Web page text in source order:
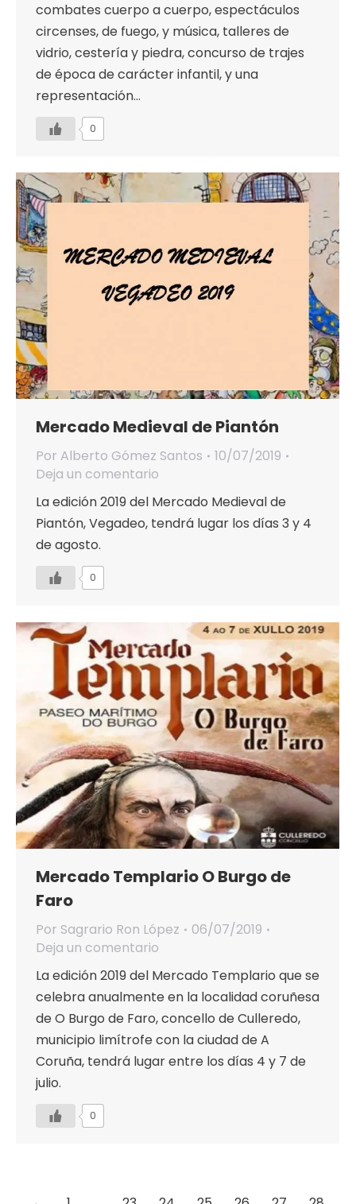
combates cuerpo a cuerpo, espectáculos
circenses, de fuego, y música, talleres de
vidrio, cestería y piedra, concurso de trajes
de época de carácter infantil, y una
representación…
0
Mercado Medieval de Piantón
Por Alberto Gómez Santos
10/07/2019
Deja un comentario
La edición 2019 del Mercado Medieval de
Piantón, Vegadeo, tendrá lugar los días 3 y 4
de agosto.
0
Mercado Templario O Burgo de
Faro
Por Sagrario Ron López
06/07/2019
Deja un comentario
La edición 2019 del Mercado Templario que se
celebra anualmente en la localidad coruñesa
de O Burgo de Faro, concello de Culleredo,
municipio limítrofe con la ciudad de A
Coruña, tendrá lugar entre los días 4 y 7 de
julio.
0